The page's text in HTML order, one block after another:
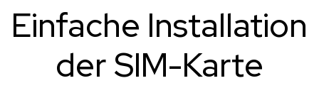
Einfache Installation
der SIM-Karte